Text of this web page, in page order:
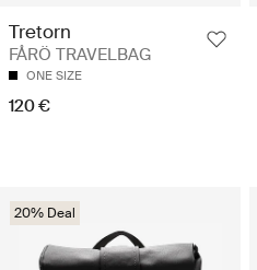
Tretorn
FÅRÖ TRAVELBAG
ONE SIZE
120 €
20% Deal